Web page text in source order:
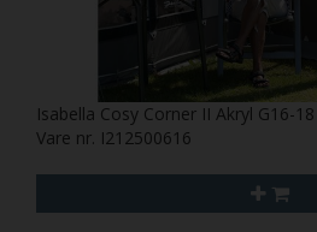
Isabella Cosy Corner II Akryl G16-18
Vare nr. I212500616